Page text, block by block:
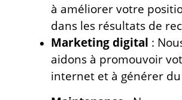
à améliorer votre
dans les résultats de
Marketing digital :
aidons à promouvoir
internet et à générer